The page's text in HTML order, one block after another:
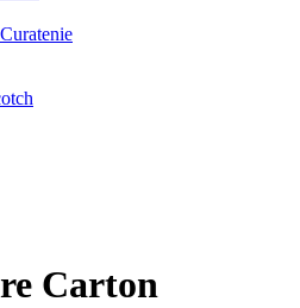
Carton